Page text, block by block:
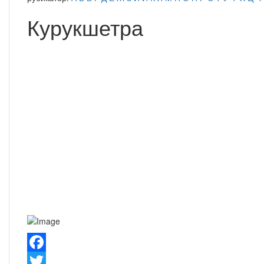
Курукшетра
Facebook